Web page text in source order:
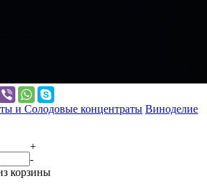
и Солодовые концентраты Виноделие
+
-
корзины